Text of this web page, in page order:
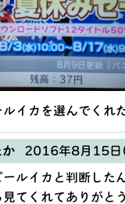
イカを選んでくれ
2016年8月15
ルイカと判断した
てくれてありがと